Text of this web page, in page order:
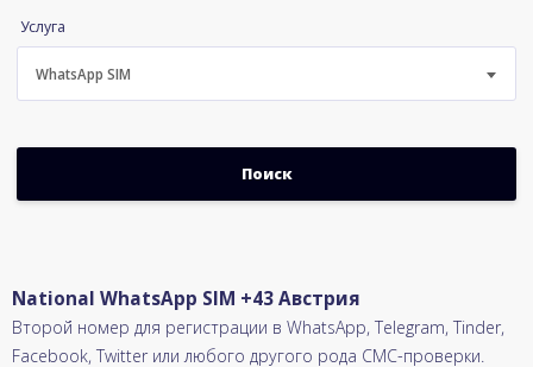
Услуга
WhatsApp SIM
National WhatsApp SIM +43 Австрия
Второй номер для регистрации в WhatsApp, Telegram, Tinder,
Facebook, Twitter или любого другого рода СМС-проверки.